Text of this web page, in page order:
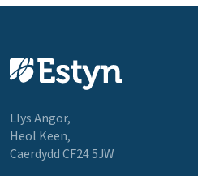
Llys Angor,
Heol Keen,
Caerdydd CF24 5JW